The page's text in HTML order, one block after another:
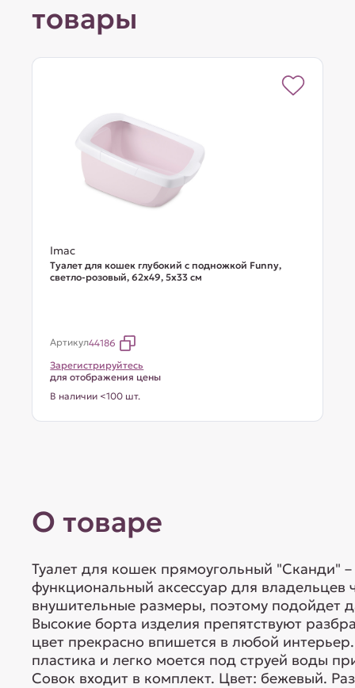
товары
Imac
Туалет для кошек глубокий с подножкой Funny,
светло-розовый, 62х49, 5х33 см
Артикул44186
Зарегистрируйтесь
для отображения цены
В наличии <100 шт.
О товаре
Туалет для кошек прямоугольный "Сканди"
функциональный аксессуар для владельцев
внушительные размеры, поэтому подойдет
Высокие борта изделия препятствуют
цвет прекрасно впишется в любой интерьер.
пластика и легко моется под струей воды
Совок входит в комплект. Цвет: бежевый.